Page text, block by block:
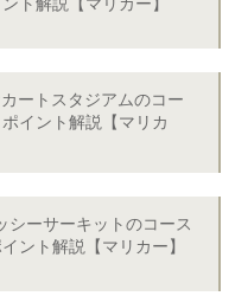
ートスタジアムのコー
イント解説【マリカ
シーサーキットのコース
ント解説【マリカー】